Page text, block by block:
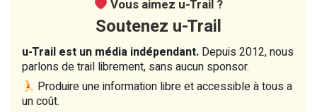
Vous aimez u-Trail ?
Soutenez u-Trail
u-Trail est un média indépendant. Depuis 2012, nous
parlons de trail librement, sans aucun sponsor.
Produire une information libre et accessible à tous a
un coût.